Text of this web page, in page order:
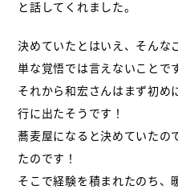
と話してくれました。
決めていたとはいえ、そんな
単な覚悟では言えないことで
それから和宏さんはまず初め
行に出たそうです！
蕎麦屋になると決めていたの
たのです！
そこで経験を積まれたのち、